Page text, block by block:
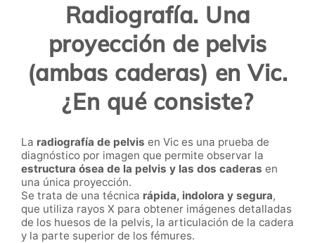
Radiografía. Una
proyección de pelvis
(ambas caderas) en Vic.
¿En qué consiste?
La radiografía de pelvis en Vic es una prueba de
diagnóstico por imagen que permite observar la
estructura ósea de la pelvis y las dos caderas en
una única proyección.
Se trata de una técnica rápida, indolora y segura,
que utiliza rayos X para obtener imágenes detalladas
de los huesos de la pelvis, la articulación de la cadera
y la parte superior de los fémures.